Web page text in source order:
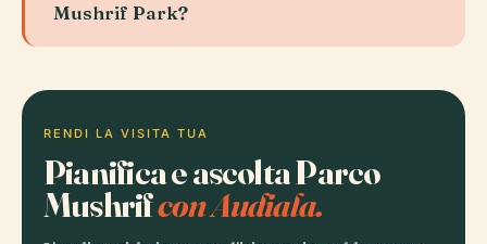
Mushrif Park?
RENDI LA VISITA TUA
Pianifica e ascolta Parco
Mushrifcon Audiala.